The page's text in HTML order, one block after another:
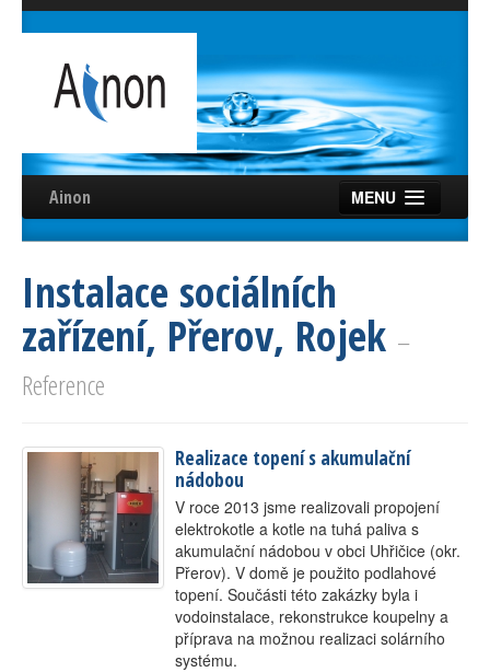
Ainon MENU
Úvod
Služby
Reference
Partneři
Kontakt
Instalace sociálních
zařízení, Přerov, Rojek –
Reference
Realizace topení s akumulační
nádobou
V roce 2013 jsme realizovali propojení
elektrokotle a kotle na tuhá paliva s
akumulační nádobou v obci Uhřičice (okr.
Přerov). V domě je použito podlahové
topení. Součásti této zakázky byla i
vodoinstalace, rekonstrukce koupelny a
příprava na možnou realizaci solárního
systému.